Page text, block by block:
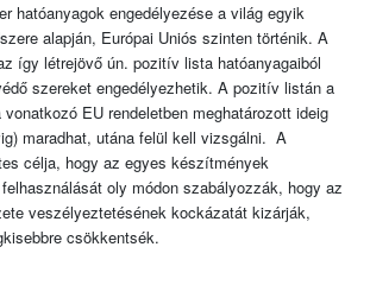
hatóanyagok engedélyezése a világ egyik
alapján, Európai Uniós szinten történik. A
így létrejövő ún. pozitív lista hatóanyagaiból
szereket engedélyezhetik. A pozitív listán a
EU rendeletben meghatározott ideig
maradhat, utána felül kell vizsgálni. A
célja, hogy az egyes készítmények
oly módon szabályozzák, hogy az
veszélyeztetésének kockázatát kizárják,
csökkentsék.